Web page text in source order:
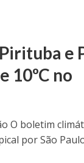
e
10ºC no
O boletim
por São